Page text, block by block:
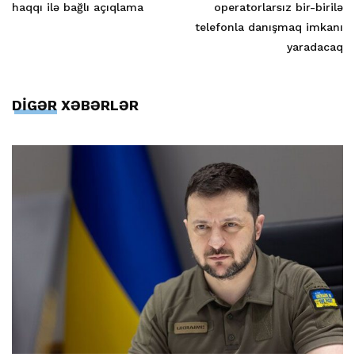
haqqı ilə bağlı açıqlama
operatorlarsız bir-birilə
telefonla danışmaq imkanı
yaradacaq
DİGƏR XƏBƏRLƏR